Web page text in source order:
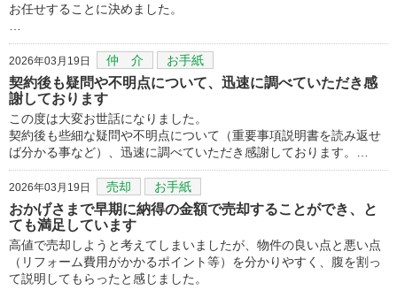
お任せすることに決めました。
2026年03月19日 仲 介 お手紙
契約後も疑問や不明点について、迅速に調べていただき感
謝しております
この度は大変お世話になりました。
契約後も些細な疑問や不明点について（重要事項説明書を読み返せ
ば分かる事など）、迅速に調べていただき感謝しております。…
2026年03月19日 売却 お手紙
おかげさまで早期に納得の金額で売却することができ、と
ても満足しています
高値で売却しようと考えてしまいましたが、物件の良い点と悪い点
（リフォーム費用がかかるポイント等）を分かりやすく、腹を割っ
て説明してもらったと感じました。